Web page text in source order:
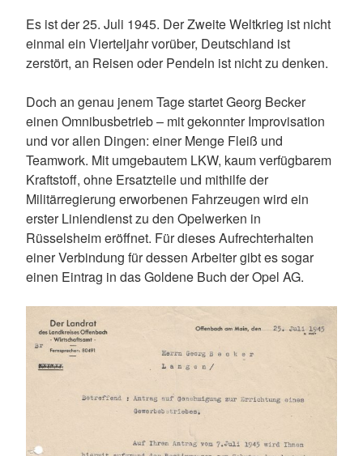
Es ist der 25. Juli 1945. Der Zweite Weltkrieg ist nicht
einmal ein Vierteljahr vorüber, Deutschland ist
zerstört, an Reisen oder Pendeln ist nicht zu denken.
Doch an genau jenem Tage startet Georg Becker
einen Omnibusbetrieb – mit gekonnter Improvisation
und vor allen Dingen: einer Menge Fleiß und
Teamwork. Mit umgebautem LKW, kaum verfügbarem
Kraftstoff, ohne Ersatzteile und mithilfe der
Militärregierung erworbenen Fahrzeugen wird ein
erster Liniendienst zu den Opelwerken in
Rüsselsheim eröffnet. Für dieses Aufrechterhalten
einer Verbindung für dessen Arbeiter gibt es sogar
einen Eintrag in das Goldene Buch der Opel AG.